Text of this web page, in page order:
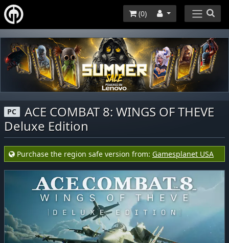
(0)
PC
ACE COMBAT 8: WINGS OF THEVE
Deluxe Edition
Purchase the region safe version from: Gamesplanet USA